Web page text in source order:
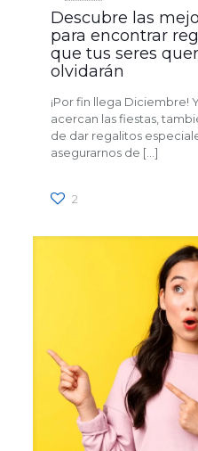
Descubre las
para encontrar
que tus seres
olvidarán
¡Por fin llega Diciembre!
acercan las fiestas,
de dar regalitos
asegurarnos de […]
2